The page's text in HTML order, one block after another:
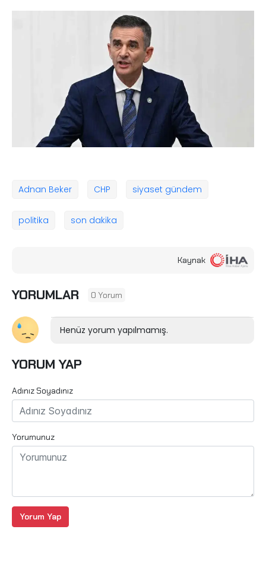
Adnan Beker CHP siyaset gündem
politika son dakika
Kaynak
YORUMLAR 0 Yorum
Henüz yorum yapılmamış.
YORUM YAP
Adınız Soyadınız
Yorumunuz
Yorum Yap